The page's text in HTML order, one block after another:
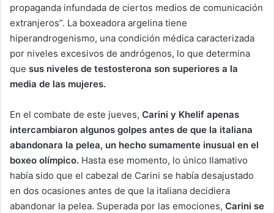
propaganda infundada de ciertos medios de comunicación
extranjeros”. La boxeadora argelina tiene
hiperandrogenismo, una condición médica caracterizada
por niveles excesivos de andrógenos, lo que determina
que sus niveles de testosterona son superiores a la
media de las mujeres.
En el combate de este jueves, Carini y Khelif apenas
intercambiaron algunos golpes antes de que la italiana
abandonara la pelea, un hecho sumamente inusual en el
boxeo olímpico. Hasta ese momento, lo único llamativo
había sido que el cabezal de Carini se había desajustado
en dos ocasiones antes de que la italiana decidiera
abandonar la pelea. Superada por las emociones, Carini se